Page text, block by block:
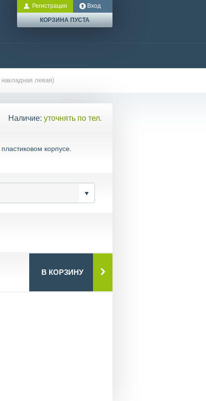
Регистрация Вход
КОРЗИНА ПУСТА
левая)
Наличие: уточнять по тел.
корпусе.
В КОРЗИНУ